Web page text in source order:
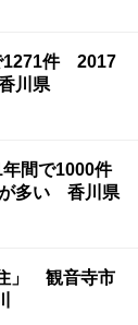
1271件 2017
川県
間で1000件
多い 香川県
」 観音寺市